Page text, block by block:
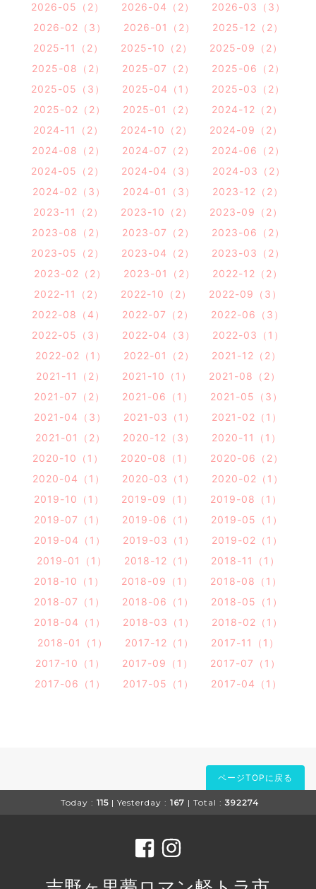
2026-05（2）
2026-04（2）
2026-03（3）
2026-02（3）
2026-01（2）
2025-12（2）
2025-11（2）
2025-10（2）
2025-09（2）
2025-08（2）
2025-07（2）
2025-06（2）
2025-05（3）
2025-04（1）
2025-03（2）
2025-02（2）
2025-01（2）
2024-12（2）
2024-11（2）
2024-10（2）
2024-09（2）
2024-08（2）
2024-07（2）
2024-06（2）
2024-05（2）
2024-04（3）
2024-03（2）
2024-02（3）
2024-01（3）
2023-12（2）
2023-11（2）
2023-10（2）
2023-09（2）
2023-08（2）
2023-07（2）
2023-06（2）
2023-05（2）
2023-04（2）
2023-03（2）
2023-02（2）
2023-01（2）
2022-12（2）
2022-11（2）
2022-10（2）
2022-09（3）
2022-08（4）
2022-07（2）
2022-06（3）
2022-05（3）
2022-04（3）
2022-03（1）
2022-02（1）
2022-01（2）
2021-12（2）
2021-11（2）
2021-10（1）
2021-08（2）
2021-07（2）
2021-06（1）
2021-05（3）
2021-04（3）
2021-03（1）
2021-02（1）
2021-01（2）
2020-12（3）
2020-11（1）
2020-10（1）
2020-08（1）
2020-06（2）
2020-04（1）
2020-03（1）
2020-02（1）
2019-10（1）
2019-09（1）
2019-08（1）
2019-07（1）
2019-06（1）
2019-05（1）
2019-04（1）
2019-03（1）
2019-02（1）
2019-01（1）
2018-12（1）
2018-11（1）
2018-10（1）
2018-09（1）
2018-08（1）
2018-07（1）
2018-06（1）
2018-05（1）
2018-04（1）
2018-03（1）
2018-02（1）
2018-01（1）
2017-12（1）
2017-11（1）
2017-10（1）
2017-09（1）
2017-07（1）
2017-06（1）
2017-05（1） 2017-04（1）
ページTOPに戻る
Today : 115 | Yesterday : 167 | Total : 392274